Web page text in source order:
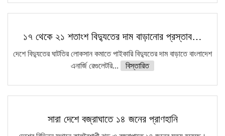
১৭ থেকে ২১ শতাংশ বিদ্যুতের দাম বাড়ানোর প্রস্তাব…
দেশে বিদ্যুতের ঘাটতির লোকসান কমাতে পাইকারি বিদ্যুতের দাম বাড়াতে বাংলাদেশ
এনার্জি রেগুলেটরি...
বিস্তারিত
সারা দেশে বজ্রাঘাতে ১৪ জনের প্রাণহানি